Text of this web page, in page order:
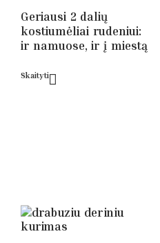
Geriausi 2 dalių
kostiumėliai rudeniui:
ir namuose, ir į miestą
Skaityti